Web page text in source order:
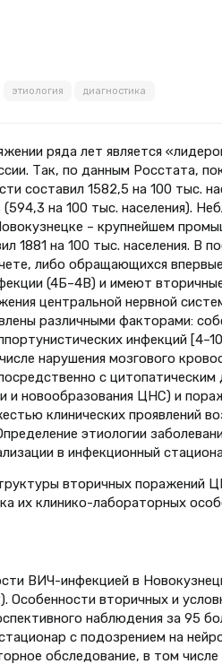
этиология диагностика
ряда лет является
Так, по данным Росстата,
составил 1582,5 на 100 тыс.
на 100 тыс. населения).
– крупнейшем
1881 на 100 тыс. населения. В
либо обращающихся
(4Б–4В) и имеют
центральной нервной
различными факторами:
инфекций
нарушения мозгового
с
и новообразования ЦНС) и
клинических проявлений
этиологии
в инфекционный
вторичных поражений
их клинико-лабораторных
ВИЧ-инфекцией в
Особенности вторичных и
наблюдения за 95
с подозрением на
обследование, в том